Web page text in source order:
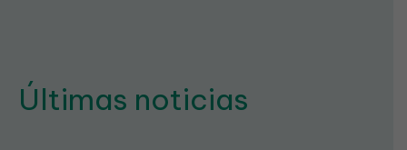
Últimas noticias